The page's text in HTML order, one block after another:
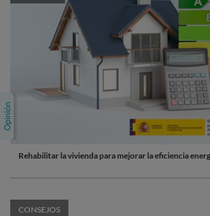
Rehabilitar la vivienda para mejorar la eficiencia
CONSEJOS